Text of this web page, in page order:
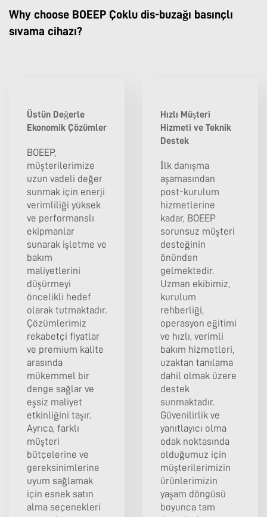
Why choose BOEEP Çoklu dis-buzağı basınçlı
sıvama cihazı?
Üstün Değerle
Ekonomik Çözümler
BOEEP,
müşterilerimize
uzun vadeli değer
sunmak için enerji
verimliliği yüksek
ve performanslı
ekipmanlar
sunarak işletme ve
bakım
maliyetlerini
düşürmeyi
öncelikli hedef
olarak tutmaktadır.
Çözümlerimiz
rekabetçi fiyatlar
ve premium kalite
arasında
mükemmel bir
denge sağlar ve
eşsiz maliyet
etkinliğini taşır.
Ayrıca, farklı
müşteri
bütçelerine ve
gereksinimlerine
uyum sağlamak
için esnek satın
alma seçenekleri
Hızlı Müşteri
Hizmeti ve Teknik
Destek
İlk danışma
aşamasından
post-kurulum
hizmetlerine
kadar, BOEEP
sorunsuz müşteri
desteğinin
önünden
gelmektedir.
Uzman ekibimiz,
kurulum
rehberliği,
operasyon eğitimi
ve hızlı, verimli
bakım hizmetleri,
uzaktan tanılama
dahil olmak üzere
destek
sunmaktadır.
Güvenilirlik ve
yanıtlayıcı olma
odak noktasında
olduğumuz için
müşterilerimizin
ürünlerimizin
yaşam döngüsü
boyunca tam